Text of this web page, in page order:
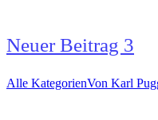
Neuer Beitrag 3
Alle KategorienVon Karl